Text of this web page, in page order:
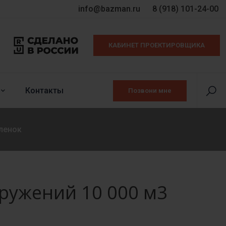
info@bazman.ru 8 (918) 101-24-00
КАБИНЕТ ПРОЕКТИРОВЩИКА
Контакты Позвони мне
10 000 м3